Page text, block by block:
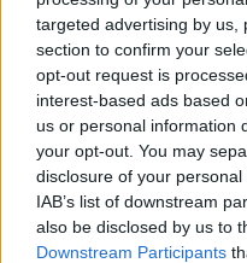
targeted advertising by us,
section to confirm your
opt-out request is
interest-based ads based
us or personal information
your opt-out. You may
disclosure of your
IAB’s list of downstream
also be disclosed by us to
Downstream Participants